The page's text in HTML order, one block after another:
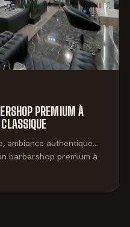
PREMIUM À
ambiance authentique…
barbershop premium à